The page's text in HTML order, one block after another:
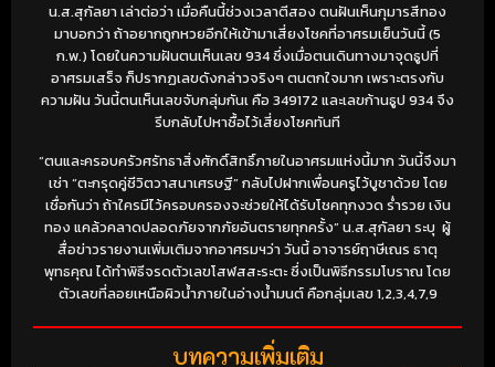
น.ส.สุกัลยา เล่าต่อว่า เมื่อคืนนี้ช่วงเวลาตีสอง ตนฝันเห็นกุมารสีทอง
มาบอกว่า ถ้าอยากถูกหวยอีกให้เข้ามาเสี่ยงโชคที่อาศรมเย็นวันนี้ (5
ก.พ.) โดยในความฝันตนเห็นเลข 934 ซึ่งเมื่อตนเดินทางมาจุดธูปที่
อาศรมเสร็จ ก็ปรากฏเลขดังกล่าวจริงๆ ตนตกใจมาก เพราะตรงกับ
ความฝัน วันนี้ตนเห็นเลขจับกลุ่มกันเ คือ 349172 และเลขก้านธูป 934 จึง
รีบกลับไปหาซื้อไว้เสี่ยงโชคทันที
“ตนและครอบครัวศรัทธาสิ่งศักดิ์สิทธิ์ภายในอาศรมแห่งนี้มาก วันนี้จึงมา
เช่า “ตะกรุดคู่ชีวิตวาสนาเศรษฐี” กลับไปฝากเพื่อนครูไว้บูชาด้วย โดย
เชื่อกันว่า ถ้าใครมีไว้ครอบครองจะช่วยให้ได้รับโชคทุกงวด ร่ำรวย เงิน
ทอง แคล้วคลาดปลอดภัยจากภัยอันตรายทุกครั้ง” น.ส.สุกัลยา ระบุ ผู้
สื่อข่าวรายงานเพิ่มเติมจากอาศรมฯว่า วันนี้ อาจารย์ฤาษีเณร ธาตุ
พุทธคุณ ได้ทำพิธีจรดตัวเลขโสฬสสะระตะ ซึ่งเป็นพิธีกรรมโบราณ โดย
ตัวเลขที่ลอยเหนือผิวน้ำภายในอ่างน้ำมนต์ คือกลุ่มเลข 1,2,3,4,7,9
บทความเพิ่มเติม